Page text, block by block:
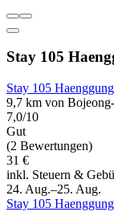
Stay 105
Stay 105
9,7 km von
7,0/10
Gut
(2 Bewertungen)
31 €
inkl. Steuern &
24. Aug.–25. Aug.
Stay 105